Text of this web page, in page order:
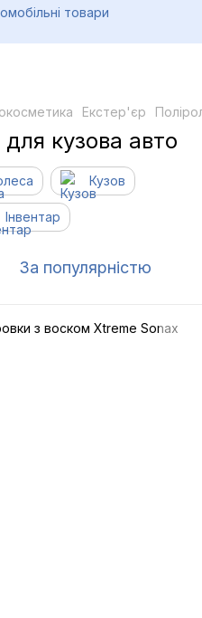
Екстер'єр
для кузова авто
Кузов
Інвентар
За популярністю